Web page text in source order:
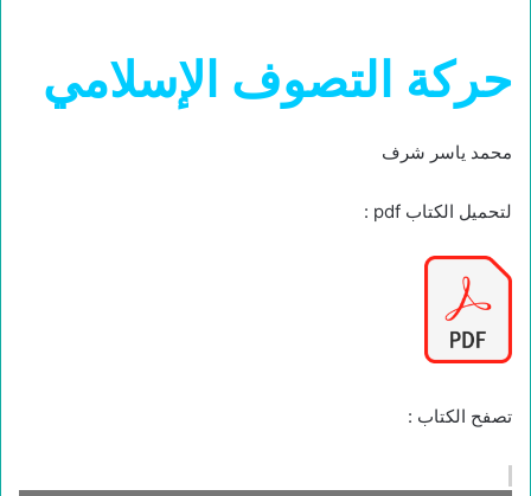
حركة التصوف الإسلامي
محمد ياسر شرف
لتحميل الكتاب pdf :
تصفح الكتاب :